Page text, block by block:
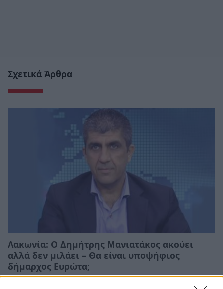
Σχετικά Άρθρα
Λακωνία: Ο Δημήτρης Μανιατάκος ακούει
αλλά δεν μιλάει – Θα είναι υποψήφιος
δήμαρχος Ευρώτα;